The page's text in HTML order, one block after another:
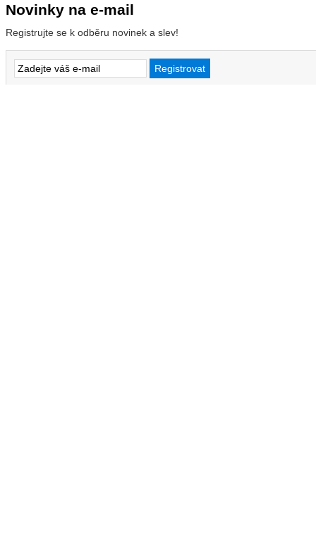
Novinky na e-mail
Registrujte se k odběru novinek a slev!